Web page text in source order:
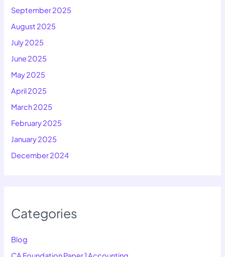
September 2025
August 2025
July 2025
June 2025
May 2025
April 2025
March 2025
February 2025
January 2025
December 2024
Categories
Blog